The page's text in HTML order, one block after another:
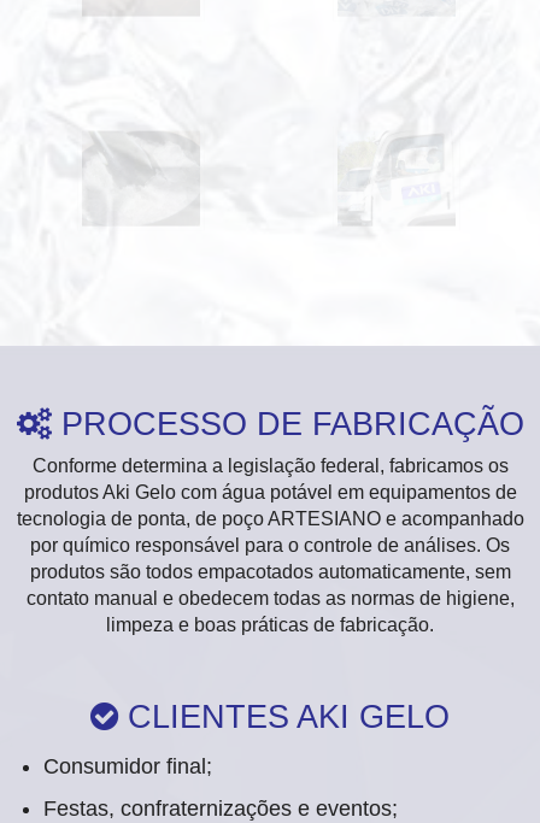
PROCESSO DE FABRICAÇÃO
Conforme determina a legislação federal, fabricamos os
produtos Aki Gelo com água potável em equipamentos de
tecnologia de ponta, de poço ARTESIANO e acompanhado
por químico responsável para o controle de análises. Os
produtos são todos empacotados automaticamente, sem
contato manual e obedecem todas as normas de higiene,
limpeza e boas práticas de fabricação.
CLIENTES AKI GELO
Consumidor final;
Festas, confraternizações e eventos;